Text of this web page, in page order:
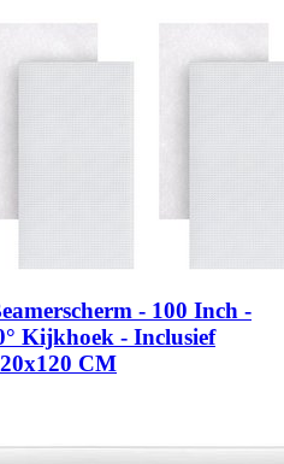
- 100 Inch -
Kijkhoek - Inclusief
CM